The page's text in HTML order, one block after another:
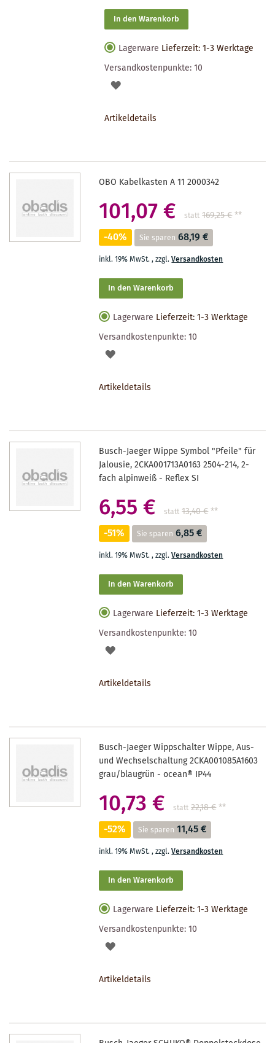
In den Warenkorb
Lagerware Lieferzeit: 1-3 Werktage
Versandkostenpunkte:10
AUF
Artikeldetails
OBO Kabelkasten A 11 2000342
101,07 € statt 169,25 €**
-40% Sie sparen 68,19 €
inkl. 19% MwSt.,zzgl.Versandkosten
In den Warenkorb
Lagerware Lieferzeit: 1-3 Werktage
Versandkostenpunkte:10
AUF
Artikeldetails
Busch-Jaeger Wippe Symbol "Pfeile" für
Jalousie, 2CKA001713A0163 2504-214, 2-
fach alpinweiß - Reflex SI
6,55 € statt 13,40 €**
-51% Sie sparen 6,85 €
inkl. 19% MwSt.,zzgl.Versandkosten
In den Warenkorb
Lagerware Lieferzeit: 1-3 Werktage
Versandkostenpunkte:10
AUF
Artikeldetails
Busch-Jaeger Wippschalter Wippe, Aus-
und Wechselschaltung 2CKA001085A1603
grau/blaugrün - ocean® IP44
10,73 € statt 22,18 €**
-52% Sie sparen 11,45 €
inkl. 19% MwSt.,zzgl.Versandkosten
In den Warenkorb
Lagerware Lieferzeit: 1-3 Werktage
Versandkostenpunkte:10
AUF
Artikeldetails